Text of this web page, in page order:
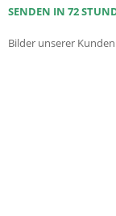
SENDEN IN 72
Bilder unserer Kunden